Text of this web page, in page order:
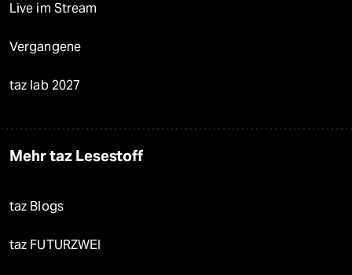
Live im Stream
Vergangene
taz lab 2027
Mehr taz Lesestoff
taz Blogs
taz FUTURZWEI